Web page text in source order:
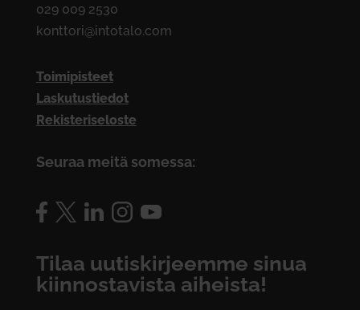
029 009 2530
konttori@intotalo.com
Toimipisteet
Laskutustiedot
Rekisteriseloste
Seuraa meitä somessa:
Tilaa uutiskirjeemme sinua
kiinnostavista aiheista!